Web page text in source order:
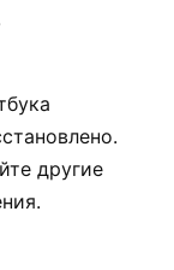
другие